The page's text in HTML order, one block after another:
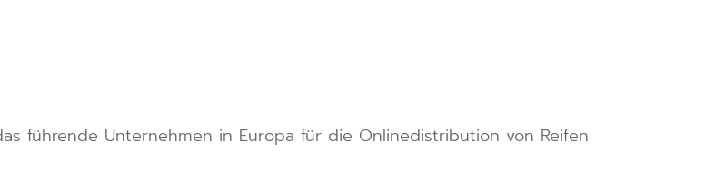
führende Unternehmen in Europa für die Onlinedistribution von Reifen